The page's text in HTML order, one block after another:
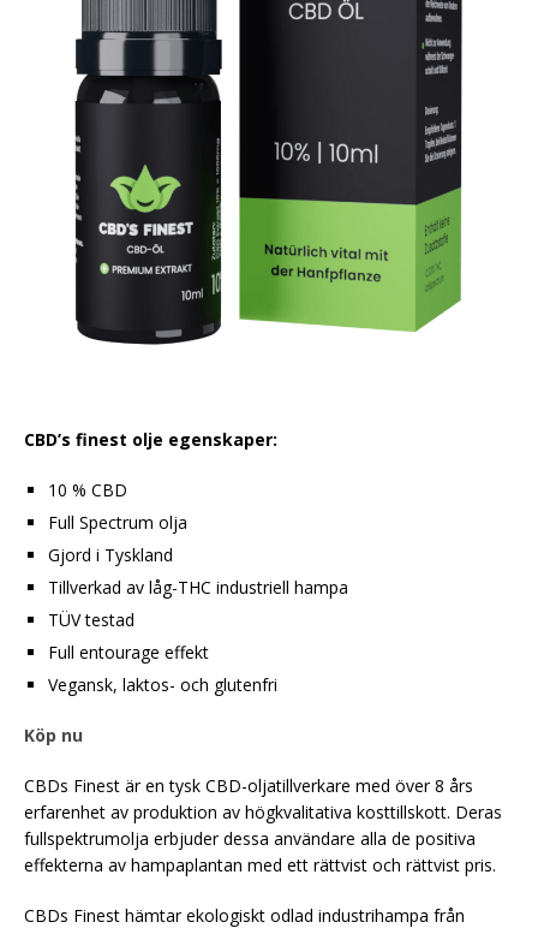
CBD’s finest olje egenskaper:
10 % CBD
Full Spectrum olja
Gjord i Tyskland
Tillverkad av låg-THC industriell hampa
TÜV testad
Full entourage effekt
Vegansk, laktos- och glutenfri
Köp nu
CBDs Finest är en tysk CBD-oljatillverkare med över 8 års
erfarenhet av produktion av högkvalitativa kosttillskott. Deras
fullspektrumolja erbjuder dessa användare alla de positiva
effekterna av hampaplantan med ett rättvist och rättvist pris.
CBDs Finest hämtar ekologiskt odlad industrihampa från